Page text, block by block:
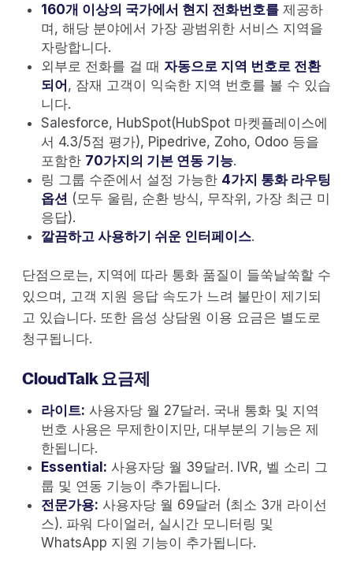
160개 이상의 국가에서 현지 전화번호를 제공하
며, 해당 분야에서 가장 광범위한 서비스 지역을
자랑합니다.
외부로 전화를 걸 때 자동으로 지역 번호로 전환
되어, 잠재 고객이 익숙한 지역 번호를 볼 수 있습
니다.
Salesforce, HubSpot(HubSpot 마켓플레이스에
서 4.3/5점 평가), Pipedrive, Zoho, Odoo 등을
포함한 70가지의 기본 연동 기능.
링 그룹 수준에서 설정 가능한 4가지 통화 라우팅
옵션 (모두 울림, 순환 방식, 무작위, 가장 최근 미
응답).
깔끔하고 사용하기 쉬운 인터페이스.
단점으로는, 지역에 따라 통화 품질이 들쑥날쑥할 수
있으며, 고객 지원 응답 속도가 느려 불만이 제기되
고 있습니다. 또한 음성 상담원 이용 요금은 별도로
청구됩니다.
CloudTalk 요금제
라이트: 사용자당 월 27달러. 국내 통화 및 지역
번호 사용은 무제한이지만, 대부분의 기능은 제
한됩니다.
Essential: 사용자당 월 39달러. IVR, 벨 소리 그
룹 및 연동 기능이 추가됩니다.
전문가용: 사용자당 월 69달러 (최소 3개 라이선
스). 파워 다이얼러, 실시간 모니터링 및
WhatsApp 지원 기능이 추가됩니다.